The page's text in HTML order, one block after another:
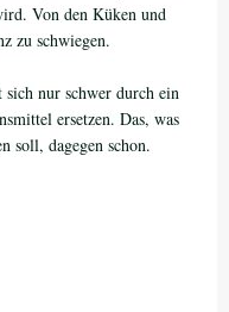
Von den Küken und
zu schwiegen.
sich nur schwer durch ein
ersetzen. Das, was
soll, dagegen schon.